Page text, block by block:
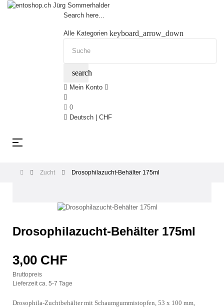
Search here...
Alle Kategorien keyboard_arrow_down
search
Mein Konto
0
Deutsch | CHF
Umschalten
☰
Zucht Drosophilazucht-Behälter 175ml
Drosophilazucht-Behälter 175ml
3,00 CHF
Bruttopreis
Lieferzeit ca. 5-7 Tage
Drosophila-Zuchtbehälter mit Schaumgummistopfen, 53 x 100 mm,